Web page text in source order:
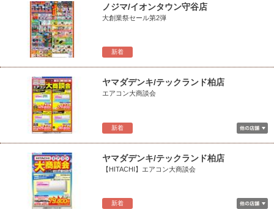
新着
ノジマ/イオンタウン守谷店
大創業祭セール第2弾
新着
ヤマダデンキ/テックランド柏店
エアコン大商談会
新着
ヤマダデンキ/テックランド柏店
【HITACHI】エアコン大商談会